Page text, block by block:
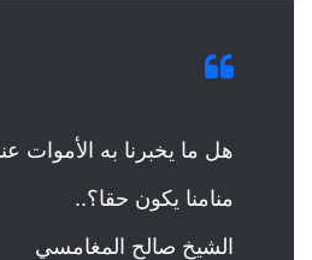
هل ما يخبرنا به الأموات
منامنا يكون حقا؟..
الشيخ صالح المغامسي